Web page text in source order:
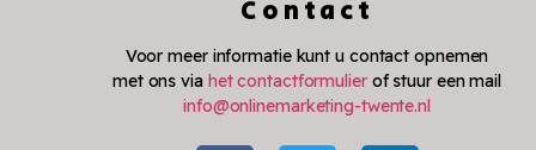
Contact
Voor meer informatie kunt u contact opnemen
met ons via het contactformulierof stuur een mail
info@onlinemarketing-twente.nl